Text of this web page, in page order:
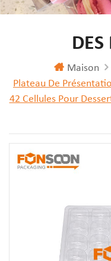
Maison
Plateau De
42 Cellules Pour